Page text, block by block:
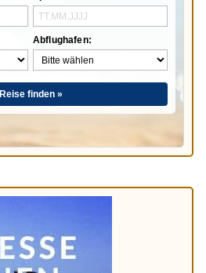
Abflughafen:
Reise finden »